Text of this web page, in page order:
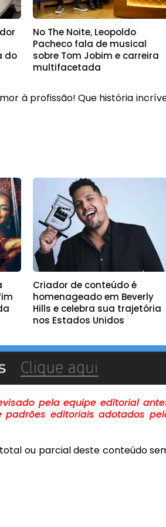
do
No The Noite, Leopoldo
Pacheco fala de musical
sobre Tom Jobim e carreira
multifacetada
à profissão! Que história
Criador de conteúdo é
homenageado em Beverly
Hills e celebra sua trajetória
nos Estados Unidos
pela equipe editorial
editoriais adotados
ou parcial deste conteúdo